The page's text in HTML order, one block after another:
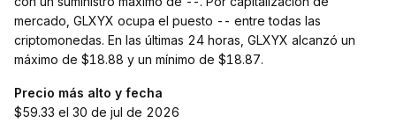
mercado, GLXYX ocupa el puesto -- entre todas las
criptomonedas. En las últimas 24 horas, GLXYX alcanzó un
máximo de $18.88 y un mínimo de $18.87.
Precio más alto y fecha
$59.33 el 30 de jul de 2026